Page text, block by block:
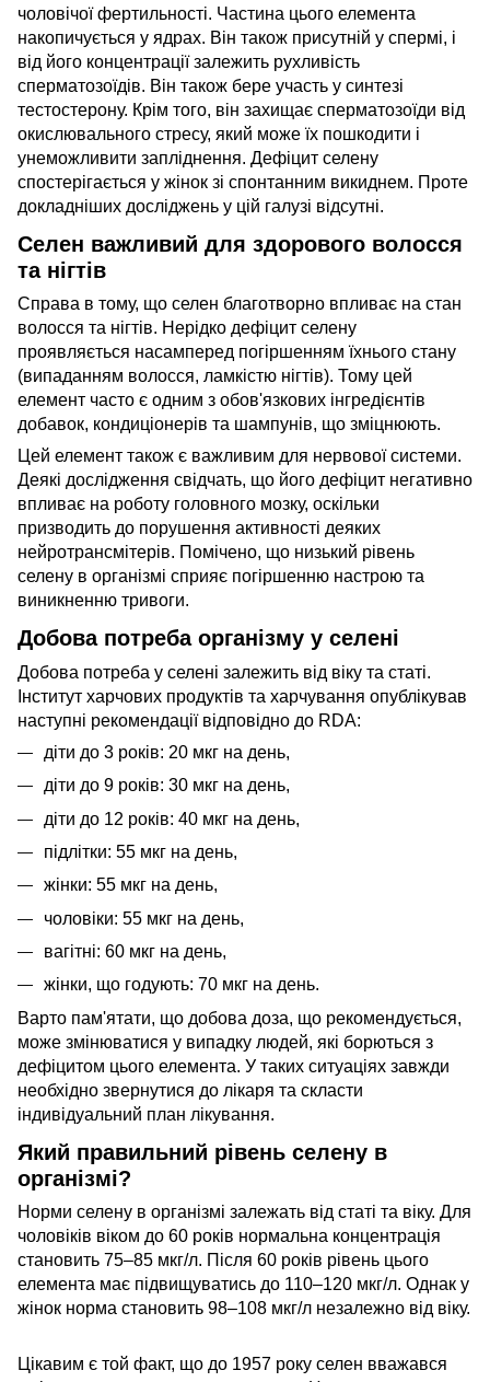
чоловічої фертильності. Частина цього елемента
накопичується у ядрах. Він також присутній у спермі, і
від його концентрації залежить рухливість
сперматозоїдів. Він також бере участь у синтезі
тестостерону. Крім того, він захищає сперматозоїди від
окислювального стресу, який може їх пошкодити і
унеможливити запліднення. Дефіцит селену
спостерігається у жінок зі спонтанним викиднем. Проте
докладніших досліджень у цій галузі відсутні.
Селен важливий для здорового волосся
та нігтів
Справа в тому, що селен благотворно впливає на стан
волосся та нігтів. Нерідко дефіцит селену
проявляється насамперед погіршенням їхнього стану
(випаданням волосся, ламкістю нігтів). Тому цей
елемент часто є одним з обов'язкових інгредієнтів
добавок, кондиціонерів та шампунів, що зміцнюють.
Цей елемент також є важливим для нервової системи.
Деякі дослідження свідчать, що його дефіцит негативно
впливає на роботу головного мозку, оскільки
призводить до порушення активності деяких
нейротрансмітерів. Помічено, що низький рівень
селену в організмі сприяє погіршенню настрою та
виникненню тривоги.
Добова потреба організму у селені
Добова потреба у селені залежить від віку та статі.
Інститут харчових продуктів та харчування опублікував
наступні рекомендації відповідно до RDA:
діти до 3 років: 20 мкг на день,
діти до 9 років: 30 мкг на день,
діти до 12 років: 40 мкг на день,
підлітки: 55 мкг на день,
жінки: 55 мкг на день,
чоловіки: 55 мкг на день,
вагітні: 60 мкг на день,
жінки, що годують: 70 мкг на день.
Варто пам'ятати, що добова доза, що рекомендується,
може змінюватися у випадку людей, які борються з
дефіцитом цього елемента. У таких ситуаціях завжди
необхідно звернутися до лікаря та скласти
індивідуальний план лікування.
Який правильний рівень селену в
організмі?
Норми селену в організмі залежать від статі та віку. Для
чоловіків віком до 60 років нормальна концентрація
становить 75–85 мкг/л. Після 60 років рівень цього
елемента має підвищуватись до 110–120 мкг/л. Однак у
жінок норма становить 98–108 мкг/л незалежно від віку.
Цікавим є той факт, що до 1957 року селен вважався